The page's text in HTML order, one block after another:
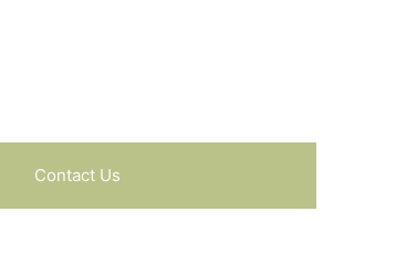
Contact Us